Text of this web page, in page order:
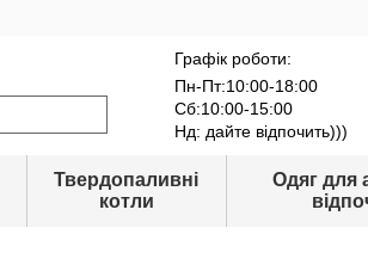
Графік роботи:
Пн-Пт:10:00-18:00
Сб:10:00-15:00
Нд: дайте відпочить)))
Твердопаливні
котли
Одяг для